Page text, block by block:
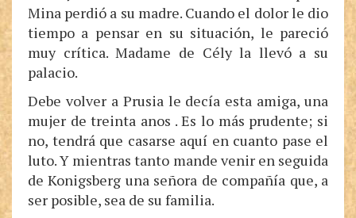
Mina perdió a su madre. Cuando el dolor le dio
tiempo a pensar en su situación, le pareció
muy crítica. Madame de Cély la llevó a su
palacio.
Debe volver a Prusia le decía esta amiga, una
mujer de treinta anos . Es lo más prudente; si
no, tendrá que casarse aquí en cuanto pase el
luto. Y mientras tanto mande venir en seguida
de Konigsberg una señora de compañía que, a
ser posible, sea de su familia.